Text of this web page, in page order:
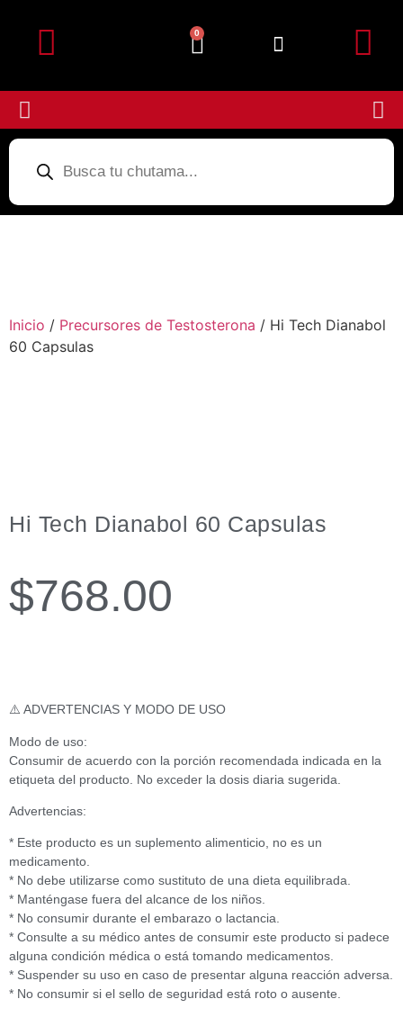
0
Inicio / Precursores de Testosterona / Hi Tech Dianabol
60 Capsulas
Hi Tech Dianabol 60 Capsulas
$768.00
⚠️ ADVERTENCIAS Y MODO DE USO
Modo de uso:
Consumir de acuerdo con la porción recomendada indicada en la
etiqueta del producto. No exceder la dosis diaria sugerida.
Advertencias:
* Este producto es un suplemento alimenticio, no es un
medicamento.
* No debe utilizarse como sustituto de una dieta equilibrada.
* Manténgase fuera del alcance de los niños.
* No consumir durante el embarazo o lactancia.
* Consulte a su médico antes de consumir este producto si padece
alguna condición médica o está tomando medicamentos.
* Suspender su uso en caso de presentar alguna reacción adversa.
* No consumir si el sello de seguridad está roto o ausente.